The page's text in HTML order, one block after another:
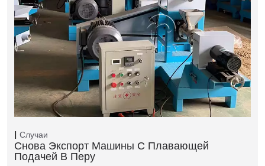
Случаи
Снова Экспорт Машины С Плавающей
Подачей В Перу